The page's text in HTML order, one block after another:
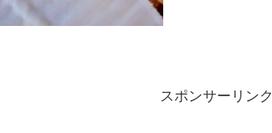
スポンサーリンク